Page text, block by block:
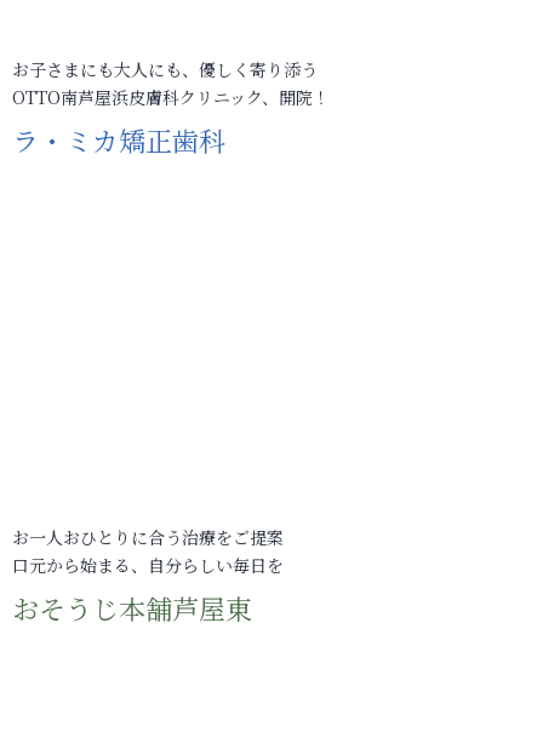
お子さまにも大人にも、優しく寄り添う
OTTO南芦屋浜皮膚科クリニック、開院！
ラ・ミカ矯正歯科
お一人おひとりに合う治療をご提案
口元から始まる、自分らしい毎日を
おそうじ本舗芦屋東